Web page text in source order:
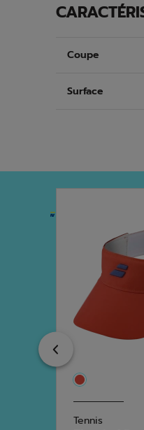
Coupe
Surface
Tennis